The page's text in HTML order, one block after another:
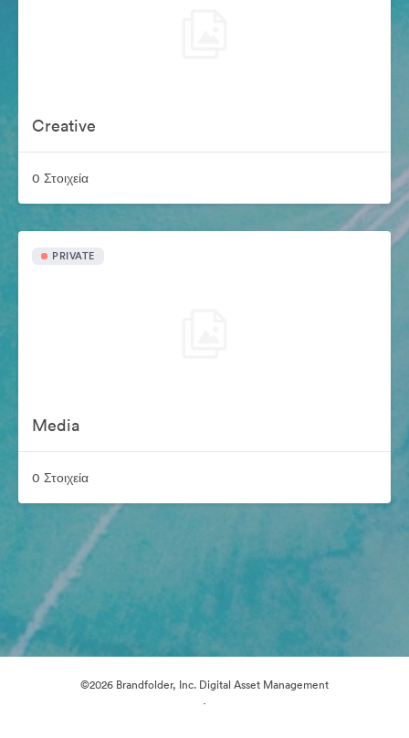
Creative
0 Στοιχεία
PRIVATE
Media
0 Στοιχεία
©2026 Brandfolder, Inc. Digital Asset Management
·